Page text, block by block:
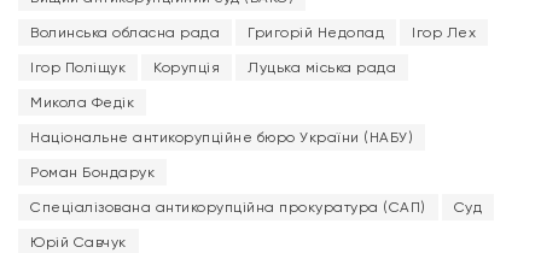
Волинська обласна рада Григорій Недопад Ігор Лех
Ігор Поліщук Корупція Луцька міська рада
Микола Федік
Національне антикорупційне бюро України (НАБУ)
Роман Бондарук
Спеціалізована антикорупційна прокуратура (САП) Суд
Юрій Савчук